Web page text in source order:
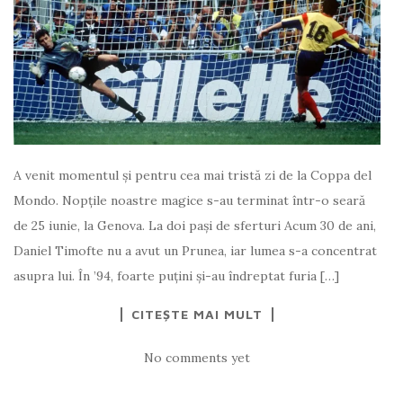
A venit momentul și pentru cea mai tristă zi de la Coppa del
Mondo. Nopțile noastre magice s-au terminat într-o seară
de 25 iunie, la Genova. La doi pași de sferturi Acum 30 de ani,
Daniel Timofte nu a avut un Prunea, iar lumea s-a concentrat
asupra lui. În ’94, foarte puţini şi-au îndreptat furia […]
CITEȘTE MAI MULT
No comments yet